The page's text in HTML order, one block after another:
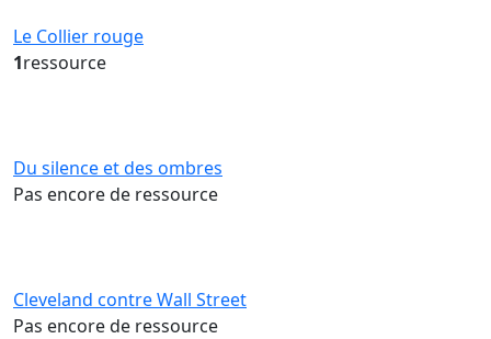
Le Collier rouge
1ressource
Du silence et des ombres
Pas encore de ressource
Cleveland contre Wall Street
Pas encore de ressource